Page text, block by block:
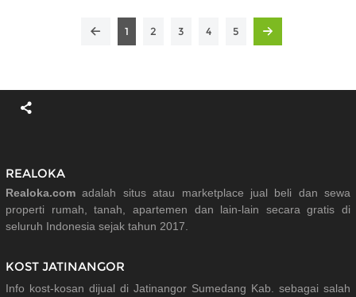
1 2 3 4 5
REALOKA
Realoka.com adalah situs atau marketplace jual beli dan sewa
properti rumah, tanah, apartemen dan lain-lain secara gratis di
seluruh Indonesia sejak tahun 2017.
KOST JATINANGOR
Info kost-kosan dijual di Jatinangor Sumedang Kab. sebagai salah